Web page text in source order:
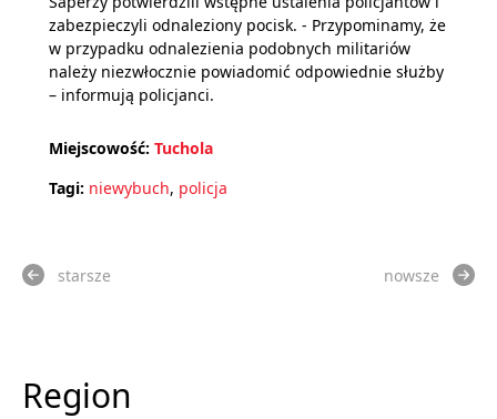
zabezpieczyli odnaleziony pocisk. - Przypominamy, że
w przypadku odnalezienia podobnych militariów
należy niezwłocznie powiadomić odpowiednie służby
– informują policjanci.
Miejscowość: Tuchola
Tagi: niewybuch, policja
starsze nowsze
Region